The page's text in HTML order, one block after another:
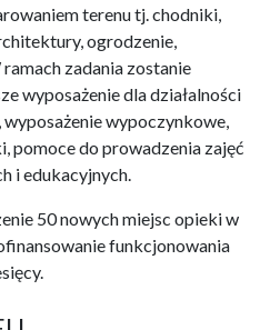
terenu tj. chodniki,
ogrodzenie,
zadania zostanie
wyposażenie dla działalności
wypoczynkowe,
pomoce do prowadzenia zajęć
i edukacyjnych.
50 nowych miejsc opieki w
funkcjonowania